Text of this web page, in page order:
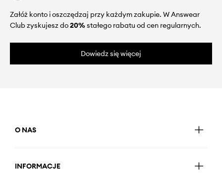
Załóż konto i oszczędzaj przy każdym zakupie. W Answear
Club zyskujesz do20%stałego rabatu od cen regularnych.
Dowiedz się więcej
O NAS
INFORMACJE